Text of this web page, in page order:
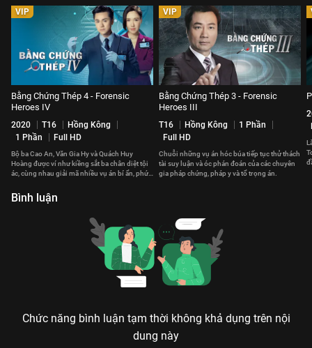
VIP
Bằng Chứng Thép 4 - Forensic
Heroes IV
2020 T16
Hồng Kông
1 Phần
Full HD
Bộ ba Cao An, Văn Gia Hy và Quách Huy
Hoàng được ví như kiềng sắt ba chân diệt tội
ác, cùng nhau giải mã nhiều vụ án bí ẩn, phức
VIP
Bằng Chứng Thép 3 - Forensic
Heroes III
T16 Hồng Kông
1 Phần
Full HD
Chuỗi những vụ án hóc búa tiếp tục thử thách
tài suy luận và óc phán đoán của các chuyên
gia pháp chứng, pháp y và tổ trọng án.
Bình luận
Chức năng bình luận tạm thời không khả dụng trên nội
dung này